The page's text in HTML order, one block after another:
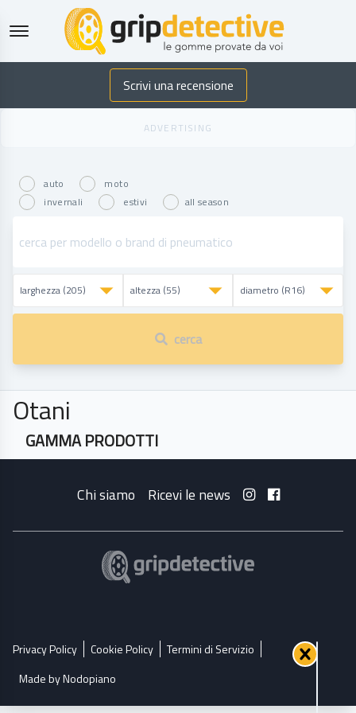
GripDetective
Scrivi una recensione
auto
moto
invernali
estivi all season
cerca
Otani
GAMMA PRODOTTI
Chi siamo Ricevi le news
Privacy Policy Cookie Policy
Termini di Servizio
Made by Nodopiano